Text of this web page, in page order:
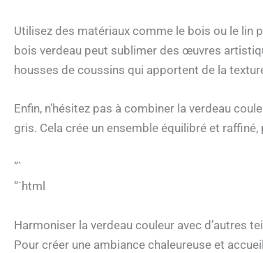
Utilisez des matériaux comme le bois ou le lin
bois verdeau peut sublimer des œuvres
housses de coussins qui apportent de la
Enfin, n’hésitez pas à combiner la verdeau
gris. Cela crée un ensemble équilibré et
“`
“`html
Harmoniser la verdeau couleur avec d’autres
Pour créer une ambiance chaleureuse et